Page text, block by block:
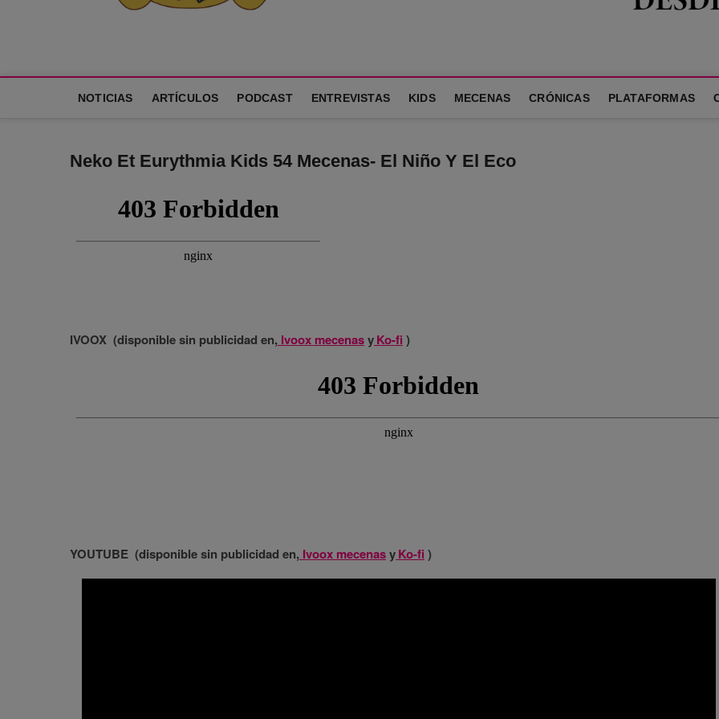
NOTICIAS ARTÍCULOS PODCAST ENTREVISTAS KIDS MECENAS CRÓNICAS PLATAFORMAS
Neko Et Eurythmia Kids 54 Mecenas- El Niño Y El Eco
IVOOX (disponible sin publicidad en, Ivoox mecenasyKo-fi )
YOUTUBE (disponible sin publicidad en, Ivoox mecenasyKo-fi )